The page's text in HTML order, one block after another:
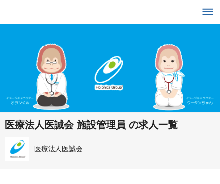
医療法人医誠会 施設管理員 の求人一覧
医療法人医誠会